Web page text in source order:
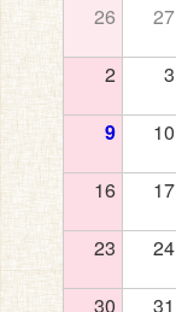
26 27
2 3
9 10
16 17
23 24
30 31